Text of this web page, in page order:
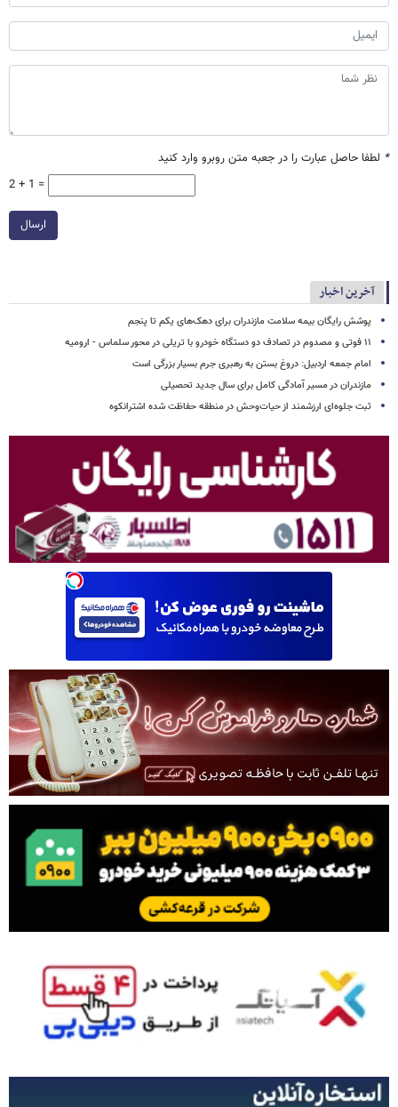
* لطفا حاصل عبارت را در جعبه متن روبرو وارد کنید
2 + 1 =
ارسال
آخرین اخبار
پوشش رایگان بیمه سلامت مازندران برای دهک‌های یکم تا پنجم
۱۱ فوتی و مصدوم در تصادف دو دستگاه خودرو با تریلی در محور سلماس - ارومیه
امام جمعه اردبیل: دروغ بستن به رهبری جرم بسیار بزرگی است
مازندران در مسیر آمادگی کامل برای سال جدید تحصیلی
ثبت جلوه‌ای ارزشمند از حیات‌وحش در منطقه حفاظت شده اشترانکوه